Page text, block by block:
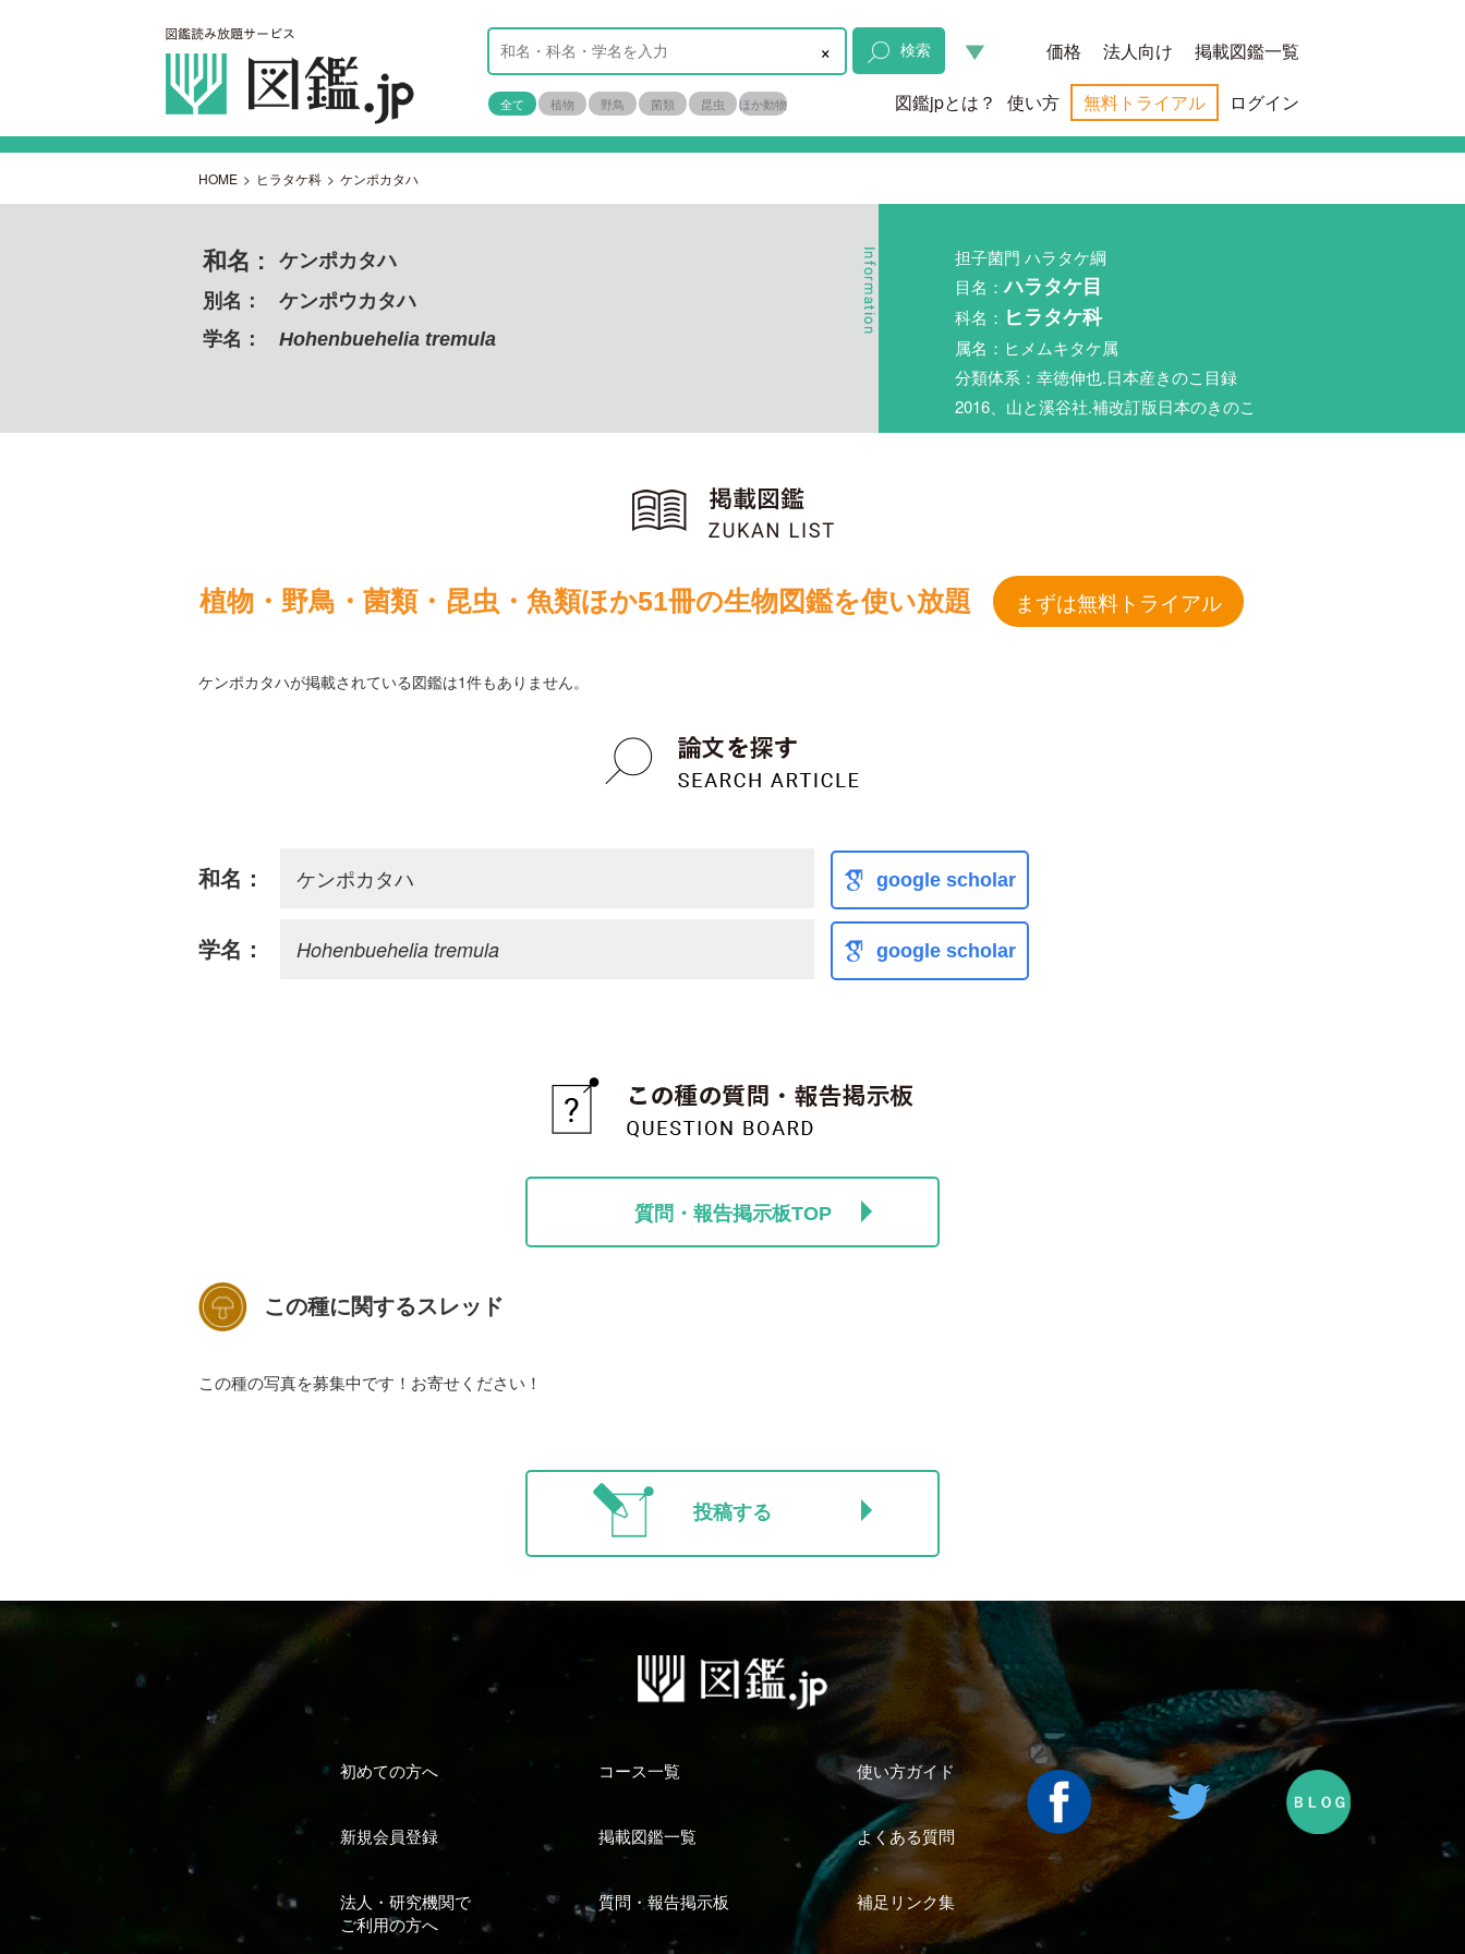
× 検索
全て 植物 野鳥 菌類 昆虫 ほか動物
価格 法人向け 掲載図鑑一覧
図鑑jpとは？ 使い方 無料トライアル ログイン
HOME > ヒラタケ科 > ケンポカタハ
和名 :
ケンポカタハ
別名：
ケンポウカタハ
学名：
Hohenbuehelia tremula
担子菌門 ハラタケ綱
目名：ハラタケ目
科名： ヒラタケ科
属名：ヒメムキタケ属
分類体系：幸徳伸也.日本産きのこ目録
2016、山と溪谷社.補改訂版日本のきのこ
植物・野鳥・菌類・昆虫・魚類ほか51冊の生物図鑑を使い放題 まずは無料トライアル
ケンポカタハが掲載されている図鑑は1件もありません。
和名： ケンポカタハ google scholar
学名： Hohenbuehelia tremula google scholar
質問・報告掲示板TOP
この種に関するスレッド
この種の写真を募集中です！お寄せください！
投稿する
初めての方へ コース一覧 使い方ガイド
新規会員登録 掲載図鑑一覧 よくある質問
法人・研究機関で
ご利用の方へ
質問・報告掲示板 補足リンク集